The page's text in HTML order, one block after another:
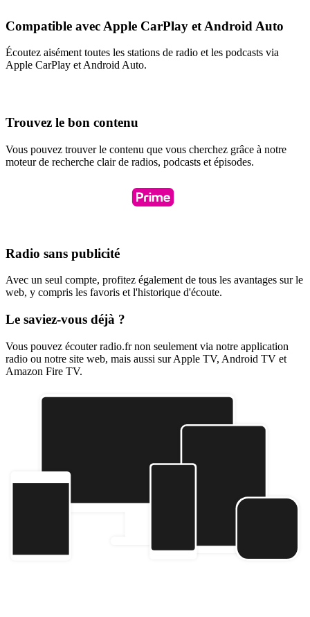
Compatible avec Apple CarPlay et Android Auto
Écoutez aisément toutes les stations de radio et les podcasts via
Apple CarPlay et Android Auto.
Trouvez le bon contenu
Vous pouvez trouver le contenu que vous cherchez grâce à notre
moteur de recherche clair de radios, podcasts et épisodes.
Radio sans publicité
Avec un seul compte, profitez également de tous les avantages sur le
web, y compris les favoris et l'historique d'écoute.
Le saviez-vous déjà ?
Vous pouvez écouter radio.fr non seulement via notre application
radio ou notre site web, mais aussi sur Apple TV, Android TV et
Amazon Fire TV.